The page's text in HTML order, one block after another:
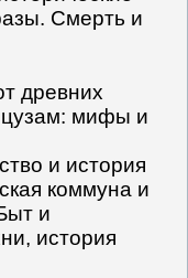
Смерть и
древних
мифы и
и история
коммуна и
и
история